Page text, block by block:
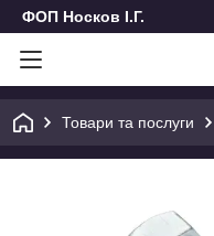
ФОП Носков І.Г.
Товари та послуги